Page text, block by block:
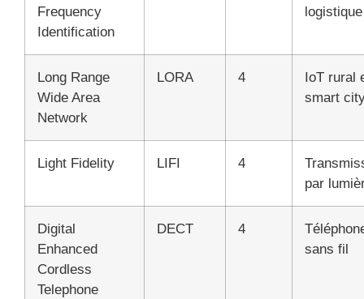
Frequency
Identification
logistique
Long Range
Wide Area
Network
LORA 4
IoT rural
smart
Light Fidelity LIFI 4
par
Digital
Enhanced
Cordless
Telephone
DECT 4
sans fil